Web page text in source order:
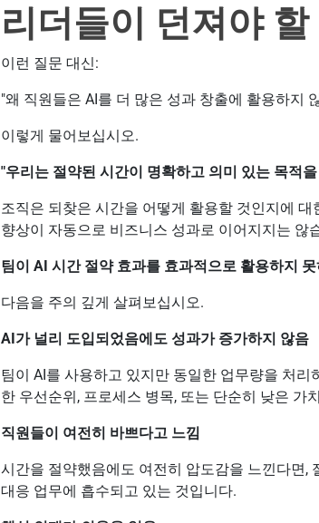
리더들이 던져야 할
이런 질문 대신:
"왜 직원들은 AI를 더 많은 성과 창출에 활용하지
이렇게 물어보십시오.
"우리는 절약된 시간이 명확하고 의미 있는 목적
조직은 되찾은 시간을 어떻게 활용할 것인지에
향상이 자동으로 비즈니스 성과로 이어지지는 않
팀이 AI 시간 절약 효과를 효과적으로 활용하지
다음을 주의 깊게 살펴보십시오.
AI가 널리 도입되었음에도 성과가 증가하지 않음
팀이 AI를 사용하고 있지만 동일한 업무량을 처
한 우선순위, 프로세스 병목, 또는 단순히 낮은 가
직원들이 여전히 바쁘다고 느낌
시간을 절약했음에도 여전히 압도감을 느낀다면,
대응 업무에 흡수되고 있는 것입니다.